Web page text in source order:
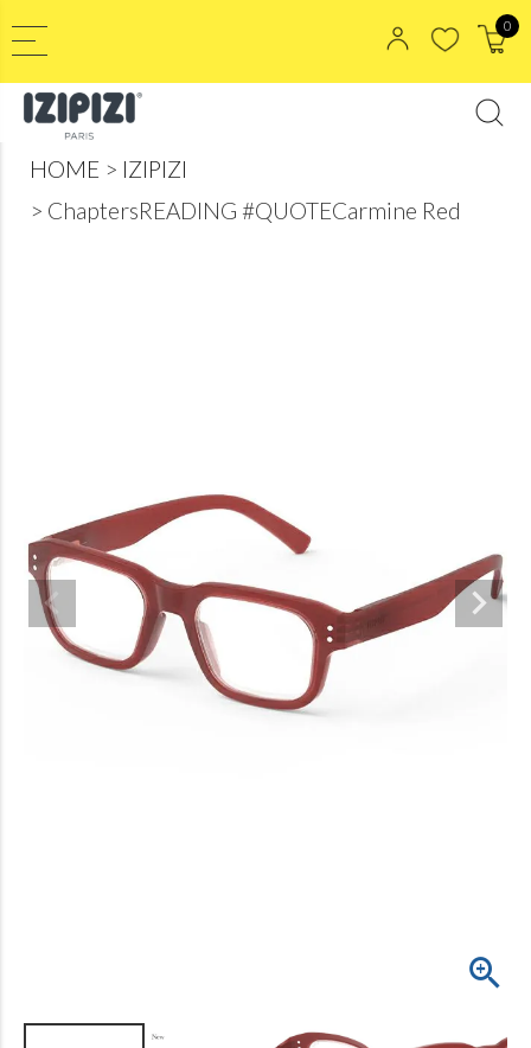
0
HOME
IZIPIZI
ChaptersREADING #QUOTECarmine Red